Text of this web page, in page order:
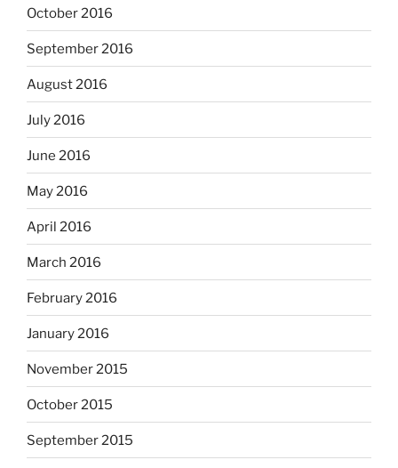
October 2016
September 2016
August 2016
July 2016
June 2016
May 2016
April 2016
March 2016
February 2016
January 2016
November 2015
October 2015
September 2015